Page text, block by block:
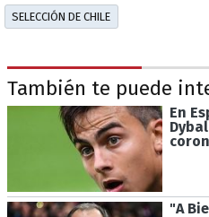
SELECCIÓN DE CHILE
También te puede
En
"A